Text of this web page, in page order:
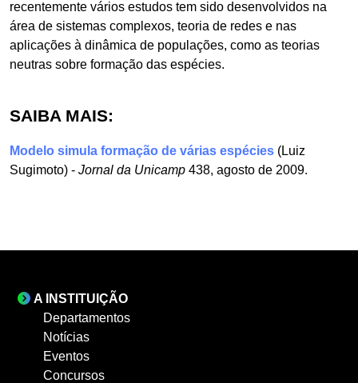
recentemente vários estudos tem sido desenvolvidos na
área de sistemas complexos, teoria de redes e nas
aplicações à dinâmica de populações, como as teorias
neutras sobre formação das espécies.
SAIBA MAIS:
Modelo simula formação de várias espécies (Luiz
Sugimoto) - Jornal da Unicamp 438, agosto de 2009.
A INSTITUIÇÃO
Departamentos
Notícias
Eventos
Concursos